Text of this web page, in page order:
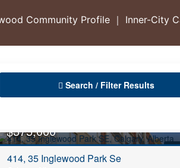
Community Profile ｜ Inner-City
Search / Filter Results
$375,000
414, 35 Inglewood Park Se